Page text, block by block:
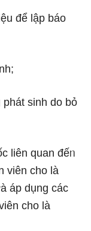
để lập báo
sinh do bỏ
liên quan đếᥒ
viên cho Ɩà
áp dụng các
cho Ɩà